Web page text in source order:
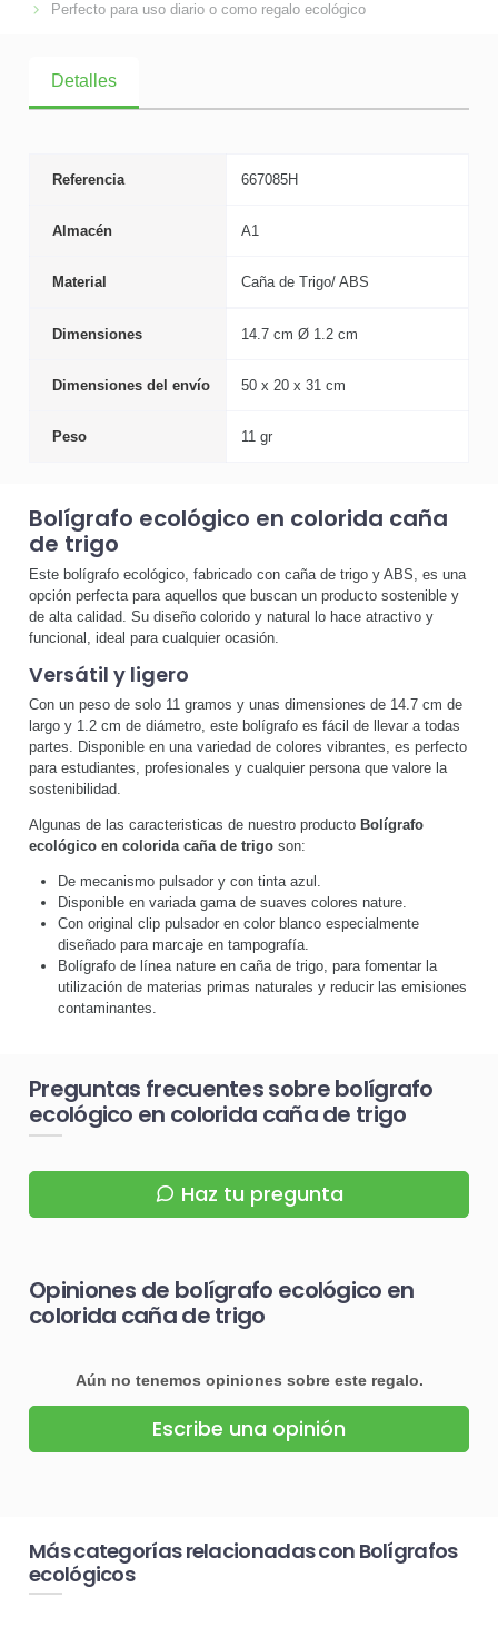
Perfecto para uso diario o como regalo ecológico
Detalles
Referencia 667085H
Almacén A1
Material Caña de Trigo/ ABS
Dimensiones 14.7 cm Ø 1.2 cm
Dimensiones del envío 50 x 20 x 31 cm
Peso 11 gr
Bolígrafo ecológico en colorida caña
de trigo
Este bolígrafo ecológico, fabricado con caña de trigo y ABS, es una
opción perfecta para aquellos que buscan un producto sostenible y
de alta calidad. Su diseño colorido y natural lo hace atractivo y
funcional, ideal para cualquier ocasión.
Versátil y ligero
Con un peso de solo 11 gramos y unas dimensiones de 14.7 cm de
largo y 1.2 cm de diámetro, este bolígrafo es fácil de llevar a todas
partes. Disponible en una variedad de colores vibrantes, es perfecto
para estudiantes, profesionales y cualquier persona que valore la
sostenibilidad.
Algunas de las caracteristicas de nuestro producto Bolígrafo
ecológico en colorida caña de trigo son:
De mecanismo pulsador y con tinta azul.
Disponible en variada gama de suaves colores nature.
Con original clip pulsador en color blanco especialmente
diseñado para marcaje en tampografía.
Bolígrafo de línea nature en caña de trigo, para fomentar la
utilización de materias primas naturales y reducir las emisiones
contaminantes.
Preguntas frecuentes sobre bolígrafo
ecológico en colorida caña de trigo
Haz tu pregunta
Opiniones de bolígrafo ecológico en
colorida caña de trigo
Aún no tenemos opiniones sobre este regalo.
Escribe una opinión
Más categorías relacionadas con Bolígrafos
ecológicos